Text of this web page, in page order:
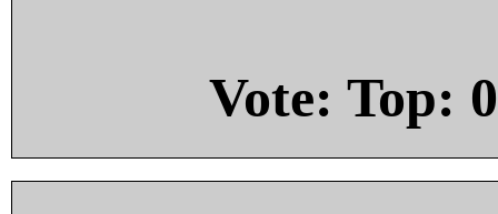
Vote: Top: 0